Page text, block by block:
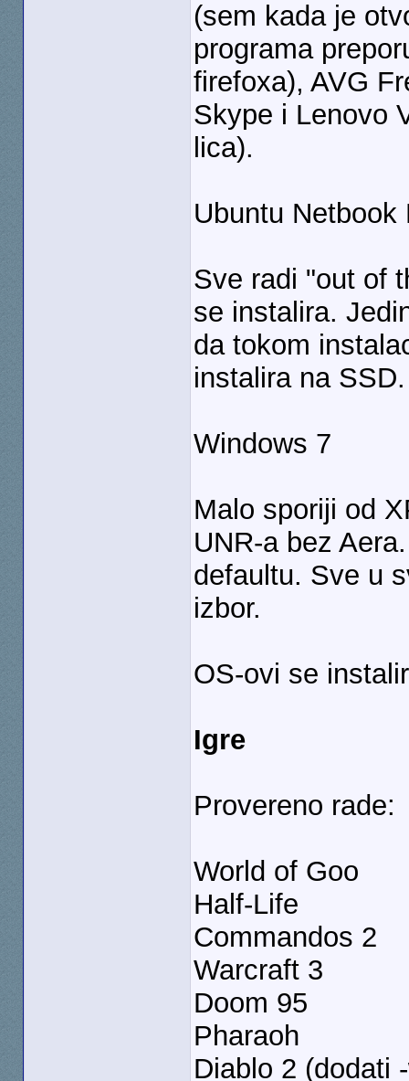
(sem kada je
programa
firefoxa), AVG
Skype i Lenovo
lica).
Ubuntu Netbook
Sve radi "out of
se instalira.
da tokom
instalira na SSD.
Windows 7
Malo sporiji od
UNR-a bez
defaultu. Sve u
izbor.
OS-ovi se
Igre
Provereno rade:
World of Goo
Half-Life
Commandos 2
Warcraft 3
Doom 95
Pharaoh
Diablo 2 (dodati